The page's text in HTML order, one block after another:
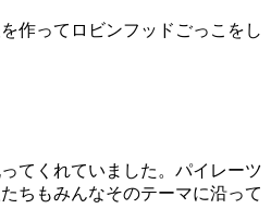
作ってロビンフッドごっこをし
てくれていました。パイレーツ
ちもみんなそのテーマに沿って